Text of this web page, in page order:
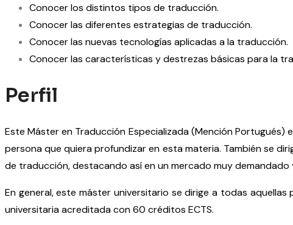
Conocer los distintos tipos de traducción.
Conocer las diferentes estrategias de traducción.
Conocer las nuevas tecnologías aplicadas a la traducción.
Conocer las características y destrezas básicas para la
Perfil
Este Máster en Traducción Especializada (Mención
persona que quiera profundizar en esta materia. También se
de traducción, destacando así en un mercado muy
En general, este máster universitario se dirige a todas
universitaria acreditada con 60 créditos ECTS.